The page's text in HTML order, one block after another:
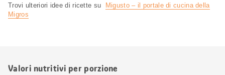
Trovi ulteriori idee di ricette su
Migusto – il portale di cucina della
Migros
Valori nutritivi per porzione